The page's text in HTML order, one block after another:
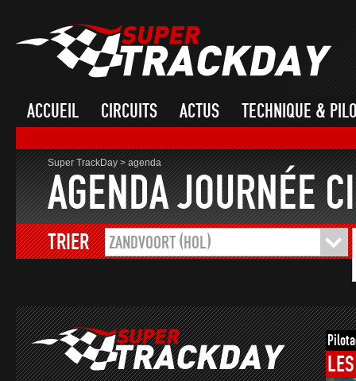
ACCUEIL CIRCUITS ACTUS TECHNIQUE &
Super TrackDay>agenda
AGENDA JOURNÉE
TRIER ZANDVOORT (HOL)
LES